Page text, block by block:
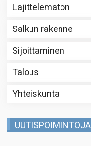
Lajittelematon
Salkun rakenne
Sijoittaminen
Talous
Yhteiskunta
UUTISPOIMINTOJA